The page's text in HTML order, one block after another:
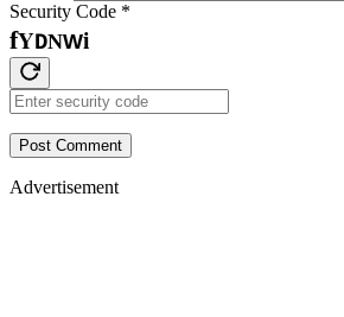
Security Code *
fYDNWi
Post Comment
Advertisement